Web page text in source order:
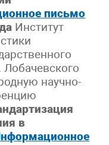
письмо
Институт
научно-
в